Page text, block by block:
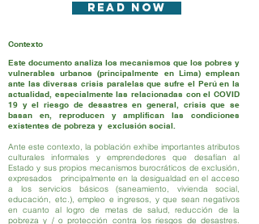
read now
Contexto
Este documento analiza los mecanismos que los pobres y
vulnerables urbanos (principalmente en Lima) emplean
ante las diversas crisis paralelas que sufre el Perú en la
actualidad, especialmente las relacionadas con el COVID
19 y el riesgo de desastres en general, crisis que se
basan en, reproducen y amplifican las condiciones
existentes de pobreza y exclusión social.
Ante este contexto, la población exhibe importantes atributos
culturales informales y emprendedores que desafían al
Estado y sus propios mecanismos burocráticos de exclusión,
expresados principalmente en la desigualdad en el acceso
a los servicios básicos (saneamiento, vivienda social,
educación, etc.), empleo e ingresos, y que sean negativos
en cuanto al logro de metas de salud, reducción de la
pobreza y / o protección contra los riesgos de desastres.